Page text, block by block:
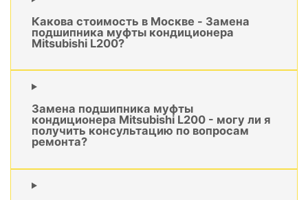
Какова стоимость в Москве - Замена
подшипника муфты кондиционера
Mitsubishi L200?
Замена подшипника муфты
кондиционера Mitsubishi L200 - могу ли я
получить консультацию по вопросам
ремонта?